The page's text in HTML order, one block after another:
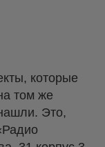
которые
том же
Это,